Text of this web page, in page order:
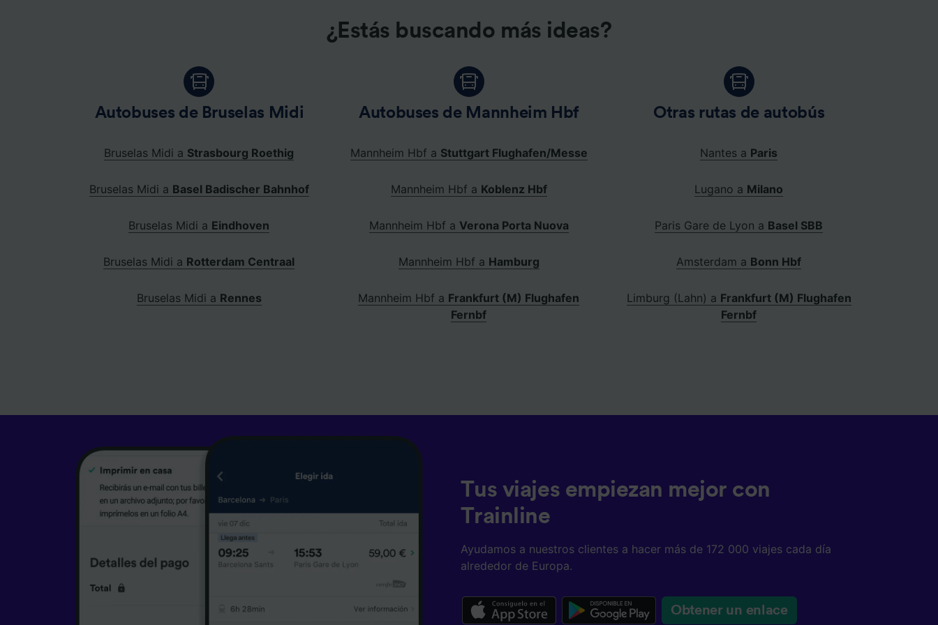
¿Estás buscando más ideas?
Autobuses de Bruselas Midi
Bruselas Midi a Strasbourg Roethig
Bruselas Midi a Basel Badischer Bahnhof
Bruselas Midi a Eindhoven
Bruselas Midi a Rotterdam Centraal
Bruselas Midi a Rennes
Autobuses de Mannheim Hbf
Mannheim Hbf a Stuttgart Flughafen/Messe
Mannheim Hbf a Koblenz Hbf
Mannheim Hbf a Verona Porta Nuova
Mannheim Hbf a Hamburg
Mannheim Hbf a Frankfurt (M) Flughafen
Fernbf
Otras rutas de autobús
Nantes a Paris
Lugano a Milano
Paris Gare de Lyon a Basel SBB
Amsterdam a Bonn Hbf
Limburg (Lahn) a Frankfurt (M) Flughafen
Fernbf
Tus viajes empiezan mejor con
Trainline
Ayudamos a nuestros clientes a hacer más de 172 000 viajes cada día
alrededor de Europa.
Obtener un enlace